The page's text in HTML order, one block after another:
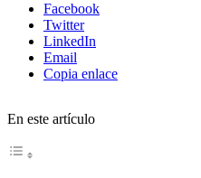
Facebook
Twitter
LinkedIn
Email
Copia enlace
En este artículo